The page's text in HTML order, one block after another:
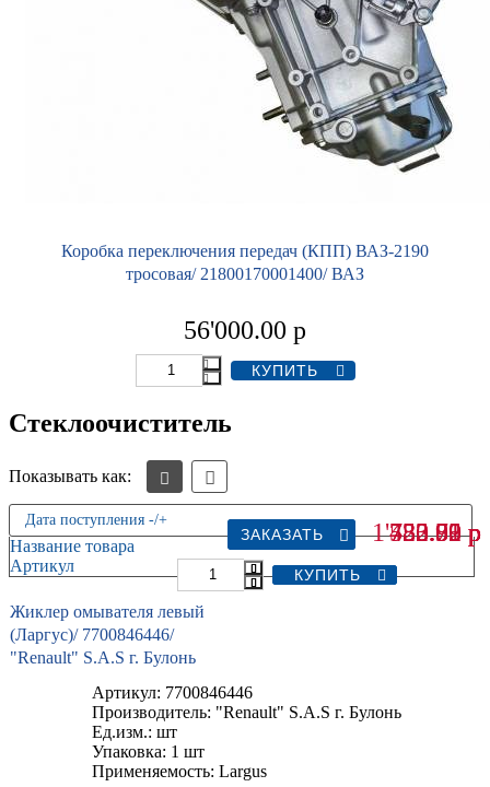
Коробка переключения передач (КПП) ВАЗ-2190
тросовая/ 21800170001400/ ВАЗ
56'000.00 р
Стеклоочиститель
Показывать как:
Дата поступления -/+
Название товара
Артикул
Жиклер омывателя левый
(Ларгус)/ 7700846446/
"Renault" S.A.S г. Булонь
Артикул: 7700846446
Производитель: "Renault" S.A.S г. Булонь
Ед.изм.: шт
Упаковка: 1 шт
Применяемость: Largus
583.50р
1'755.91р
ЗАКАЗАТЬ
ЗАКАЗАТЬ 450.82р
ЗАКАЗАТЬ
ЗАКАЗАТЬ 22.05р
733.79р